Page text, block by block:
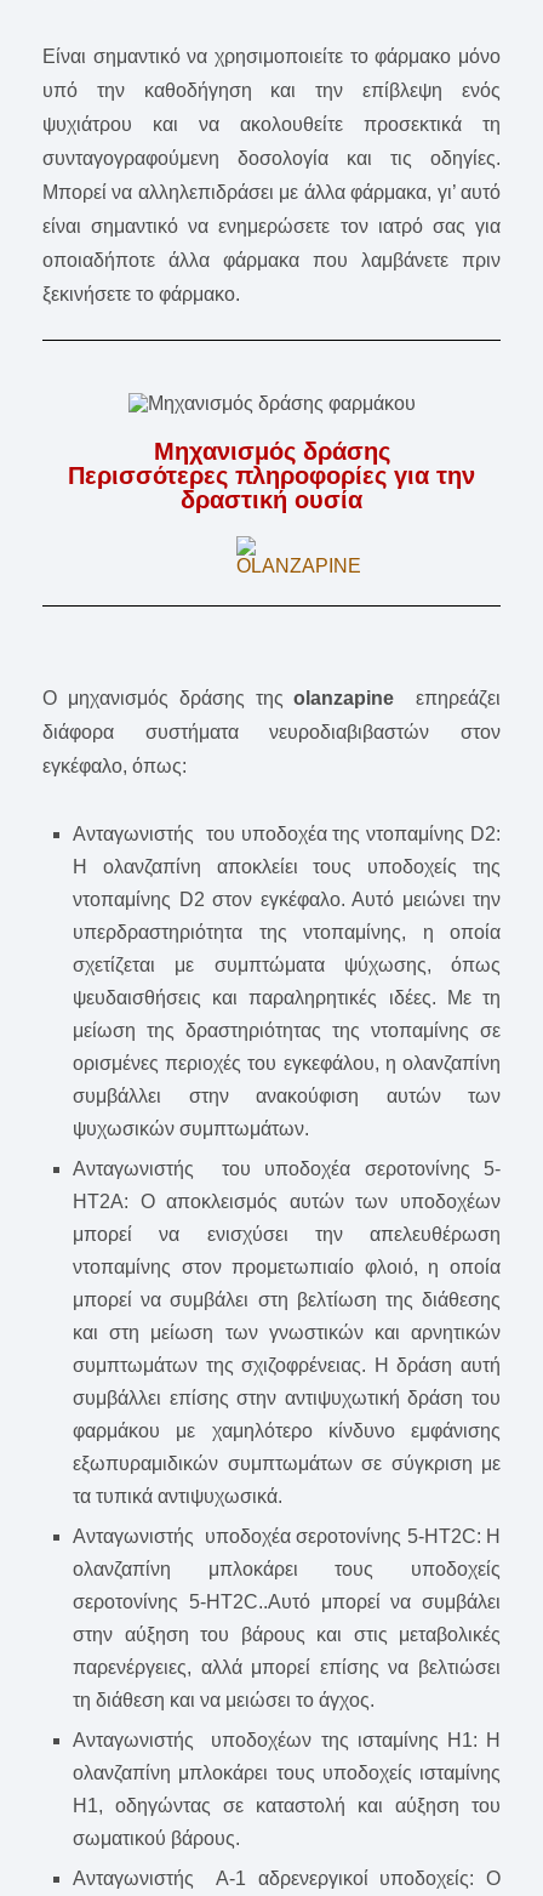
Είναι σημαντικό να χρησιμοποιείτε το φάρμακο μόνο
υπό την καθοδήγηση και την επίβλεψη ενός
ψυχιάτρου και να ακολουθείτε προσεκτικά τη
συνταγογραφούμενη δοσολογία και τις οδηγίες.
Μπορεί να αλληλεπιδράσει με άλλα φάρμακα, γι’ αυτό
είναι σημαντικό να ενημερώσετε τον ιατρό σας για
οποιαδήποτε άλλα φάρμακα που λαμβάνετε πριν
ξεκινήσετε το φάρμακο.
Μηχανισμός δράσης
Περισσότερες πληροφορίες για την
δραστική ουσία
Ο μηχανισμός δράσης τηςolanzapine επηρεάζει
διάφορα συστήματα νευροδιαβιβαστών στον
εγκέφαλο, όπως:
Ανταγωνιστής του υποδοχέα της ντοπαμίνης D2:
Η ολανζαπίνη αποκλείει τους υποδοχείς της
ντοπαμίνης D2 στον εγκέφαλο. Αυτό μειώνει την
υπερδραστηριότητα της ντοπαμίνης, η οποία
σχετίζεται με συμπτώματα ψύχωσης, όπως
ψευδαισθήσεις και παραληρητικές ιδέες. Με τη
μείωση της δραστηριότητας της ντοπαμίνης σε
ορισμένες περιοχές του εγκεφάλου, η ολανζαπίνη
συμβάλλει στην ανακούφιση αυτών των
ψυχωσικών συμπτωμάτων.
Ανταγωνιστής του υποδοχέα σεροτονίνης 5-
HT2A: Ο αποκλεισμός αυτών των υποδοχέων
μπορεί να ενισχύσει την απελευθέρωση
ντοπαμίνης στον προμετωπιαίο φλοιό, η οποία
μπορεί να συμβάλει στη βελτίωση της διάθεσης
και στη μείωση των γνωστικών και αρνητικών
συμπτωμάτων της σχιζοφρένειας. Η δράση αυτή
συμβάλλει επίσης στην αντιψυχωτική δράση του
φαρμάκου με χαμηλότερο κίνδυνο εμφάνισης
εξωπυραμιδικών συμπτωμάτων σε σύγκριση με
τα τυπικά αντιψυχωσικά.
Ανταγωνιστής υποδοχέα σεροτονίνης 5-HT2C: Η
ολανζαπίνη μπλοκάρει τους υποδοχείς
σεροτονίνης 5-HT2C..Αυτό μπορεί να συμβάλει
στην αύξηση του βάρους και στις μεταβολικές
παρενέργειες, αλλά μπορεί επίσης να βελτιώσει
τη διάθεση και να μειώσει το άγχος.
Ανταγωνιστής υποδοχέων της ισταμίνης H1: Η
ολανζαπίνη μπλοκάρει τους υποδοχείς ισταμίνης
H1, οδηγώντας σε καταστολή και αύξηση του
σωματικού βάρους.
Ανταγωνιστής Α-1 αδρενεργικοί υποδοχείς: Ο